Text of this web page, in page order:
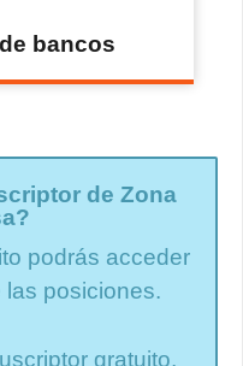
bancos
de Zona
podrás acceder
las posiciones.
gratuito,